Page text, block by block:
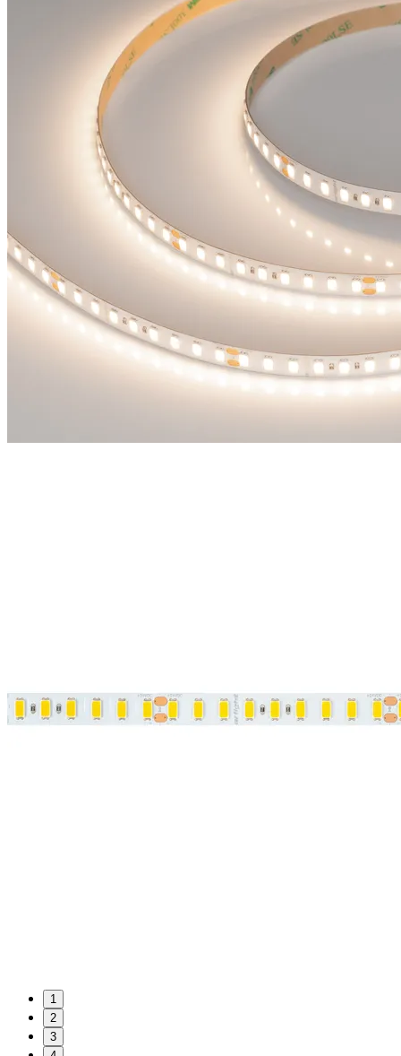
1
2
3